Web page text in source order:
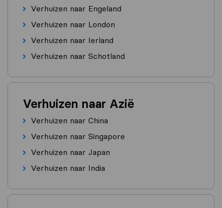
Verhuizen naar Engeland
Verhuizen naar London
Verhuizen naar Ierland
Verhuizen naar Schotland
Verhuizen naar Azië
Verhuizen naar China
Verhuizen naar Singapore
Verhuizen naar Japan
Verhuizen naar India